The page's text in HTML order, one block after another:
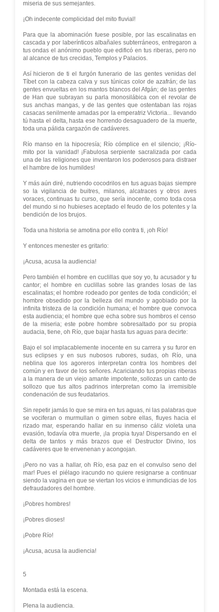
miseria de sus semejantes.
¡Oh indecente complicidad del mito fluvial!
Para que la abominación fuese posible, por las escalinatas en
cascada y por laberínticos albañales subterráneos, entregaron a
tus ondas el anónimo pueblo que edificó en tus riberas, pero no
al alcance de tus crecidas, Templos y Palacios.
Así hicieron de ti el furgón funerario de las gentes venidas del
Tíbet con la cabeza calva y sus túnicas color de azafrán; de las
gentes envueltas en los mantos blancos del Afgán; de las gentes
de Han que subrayan su parla monosilábica con el revolar de
sus anchas mangas, y de las gentes que ostentaban las rojas
casacas senilmente amadas por la emperatriz Victoria... llevando
tú hasta el delta, hasta ese horrendo desaguadero de la muerte,
toda una pálida cargazón de cadáveres.
Río manso en la hipocresía; Río cómplice en el silencio; ¡Río-
mito por la vanidad! ¡Fabulosa serpiente sacralizada por cada
una de las religiones que inventaron los poderosos para distraer
el hambre de los humildes!
Y más aún diré, nutriendo cocodrilos en tus aguas bajas siempre
so la vigilancia de buitres, milanos, alcatraces y otros aves
voraces, continuas tu curso, que sería inocente, como toda cosa
del mundo si no hubieses aceptado el feudo de los potentes y la
bendición de los brujos.
Toda una historia se amotina por ello contra ti, ¡oh Río!
Y entonces menester es gritarlo:
¡Acusa, acusa la audiencia!
Pero también el hombre en cuclillas que soy yo, tu acusador y tu
cantor; el hombre en cuclillas sobre las grandes losas de las
escalinatas; el hombre rodeado por gentes de toda condición; el
hombre obsedido por la belleza del mundo y agobiado por la
infinita tristeza de la condición humana; el hombre que convoca
esta audiencia; el hombre que echa sobre sus hombros el censo
de la miseria; este pobre hombre sobresaltado por su propia
audacia, tiene, oh Río, que bajar hasta tus aguas para decirte:
Bajo el sol implacablemente inocente en su carrera y su furor en
sus eclipses y en sus nubosos rubores, sudas, oh Río, una
neblina que los agoreros interpretan contra los hombres del
común y en favor de los señores. Acariciando tus propias riberas
a la manera de un viejo amante impotente, sollozas un canto de
sollozo que tus altos padrinos interpretan como la irremisible
condenación de sus feudatarios.
Sin repetir jamás lo que se mira en tus aguas, ni las palabras que
se vociferan o murmullan o gimen sobre ellas, fluyes hacia el
rizado mar, esperando hallar en su inmenso cáliz violeta una
evasión, todavía otra muerte, ¡la propia tuya! Dispersando en el
delta de tantos y más brazos que el Destructor Divino, los
cadáveres que te envenenan y acongojan.
¡Pero no vas a hallar, oh Río, esa paz en el convulso seno del
mar! Pues el piélago iracundo no quiere resignarse a continuar
siendo la vagina en que se viertan los vicios e inmundicias de los
defraudadores del hombre.
¡Pobres hombres!
¡Pobres dioses!
¡Pobre Río!
¡Acusa, acusa la audiencia!
5
Montada está la escena.
Plena la audiencia.